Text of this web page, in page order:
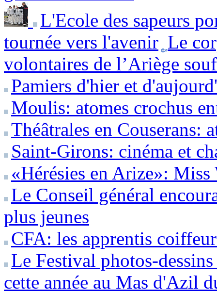
L'Ecole des sapeurs
tournée vers l'avenir Le
volontaires de l’Ariège
Pamiers d'hier et
Moulis: atomes crochus
Théâtrales en Couserans:
Saint-Girons: cinéma et
«Hérésies en Arize»:
Le Conseil général
plus jeunes
CFA: les apprentis
Le Festival photos-
cette année au Mas d'Azil